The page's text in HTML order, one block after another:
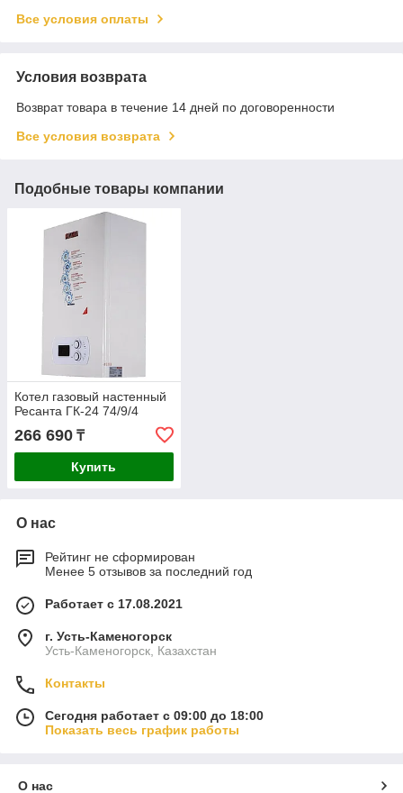
Все условия оплаты
Условия возврата
Возврат товара в течение 14 дней по договоренности
Все условия возврата
Подобные товары компании
Котел газовый настенный
Ресанта ГК-24 74/9/4
266 690 ₸
Купить
О нас
Рейтинг не сформирован
Менее 5 отзывов за последний год
Работает с 17.08.2021
г. Усть-Каменогорск
Усть-Каменогорск, Казахстан
Контакты
Сегодня работает с 09:00 до 18:00
Показать весь график работы
О нас